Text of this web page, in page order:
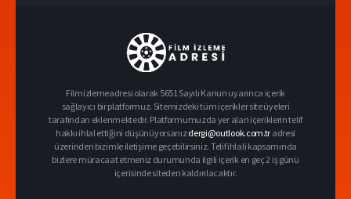
Filmizlemeadresi olarak 5651 Sayılı Kanun uyarınca içerik
sağlayıcı bir platformuz. Sitemizdeki tüm içerikler site üyeleri
tarafından eklenmektedir. Platformumuzda yer alan içeriklerin telif
hakkı ihlal ettiğini düşünüyorsanızdergi@outlook.com.tr adresi
üzerinden bizimle iletişime geçebilirsiniz. Telif ihlali kapsamında
bizlere müracaat etmeniz durumunda ilgili içerik en geç 2 iş günü
içerisinde siteden kaldırılacaktır.